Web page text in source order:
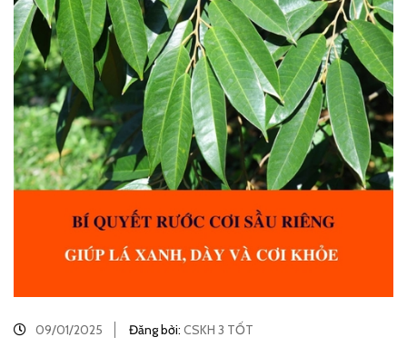
09/01/2025 Đăng bởi: CSKH 3 TỐT